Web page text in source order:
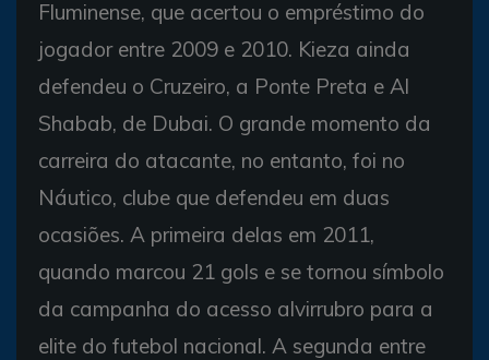
Fluminense, que acertou o empréstimo do
jogador entre 2009 e 2010. Kieza ainda
defendeu o Cruzeiro, a Ponte Preta e Al
Shabab, de Dubai. O grande momento da
carreira do atacante, no entanto, foi no
Náutico, clube que defendeu em duas
ocasiões. A primeira delas em 2011,
quando marcou 21 gols e se tornou símbolo
da campanha do acesso alvirrubro para a
elite do futebol nacional. A segunda entre